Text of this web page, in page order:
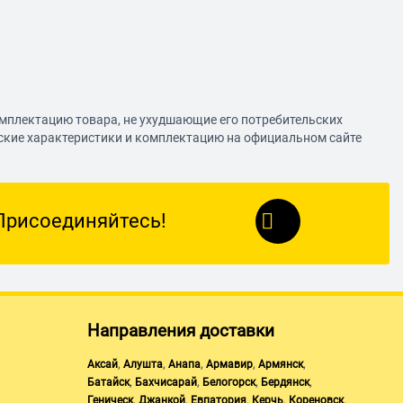
товара, не ухудшающие его потребительских
характеристики и комплектацию на официальном сайте
Направления доставки
Аксай, Алушта, Анапа, Армавир, Армянск,
Батайск, Бахчисарай, Белогорск, Бердянск,
Геническ, Джанкой, Евпатория, Керчь, Кореновск,